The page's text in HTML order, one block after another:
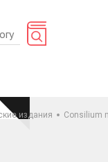
издания Consilium